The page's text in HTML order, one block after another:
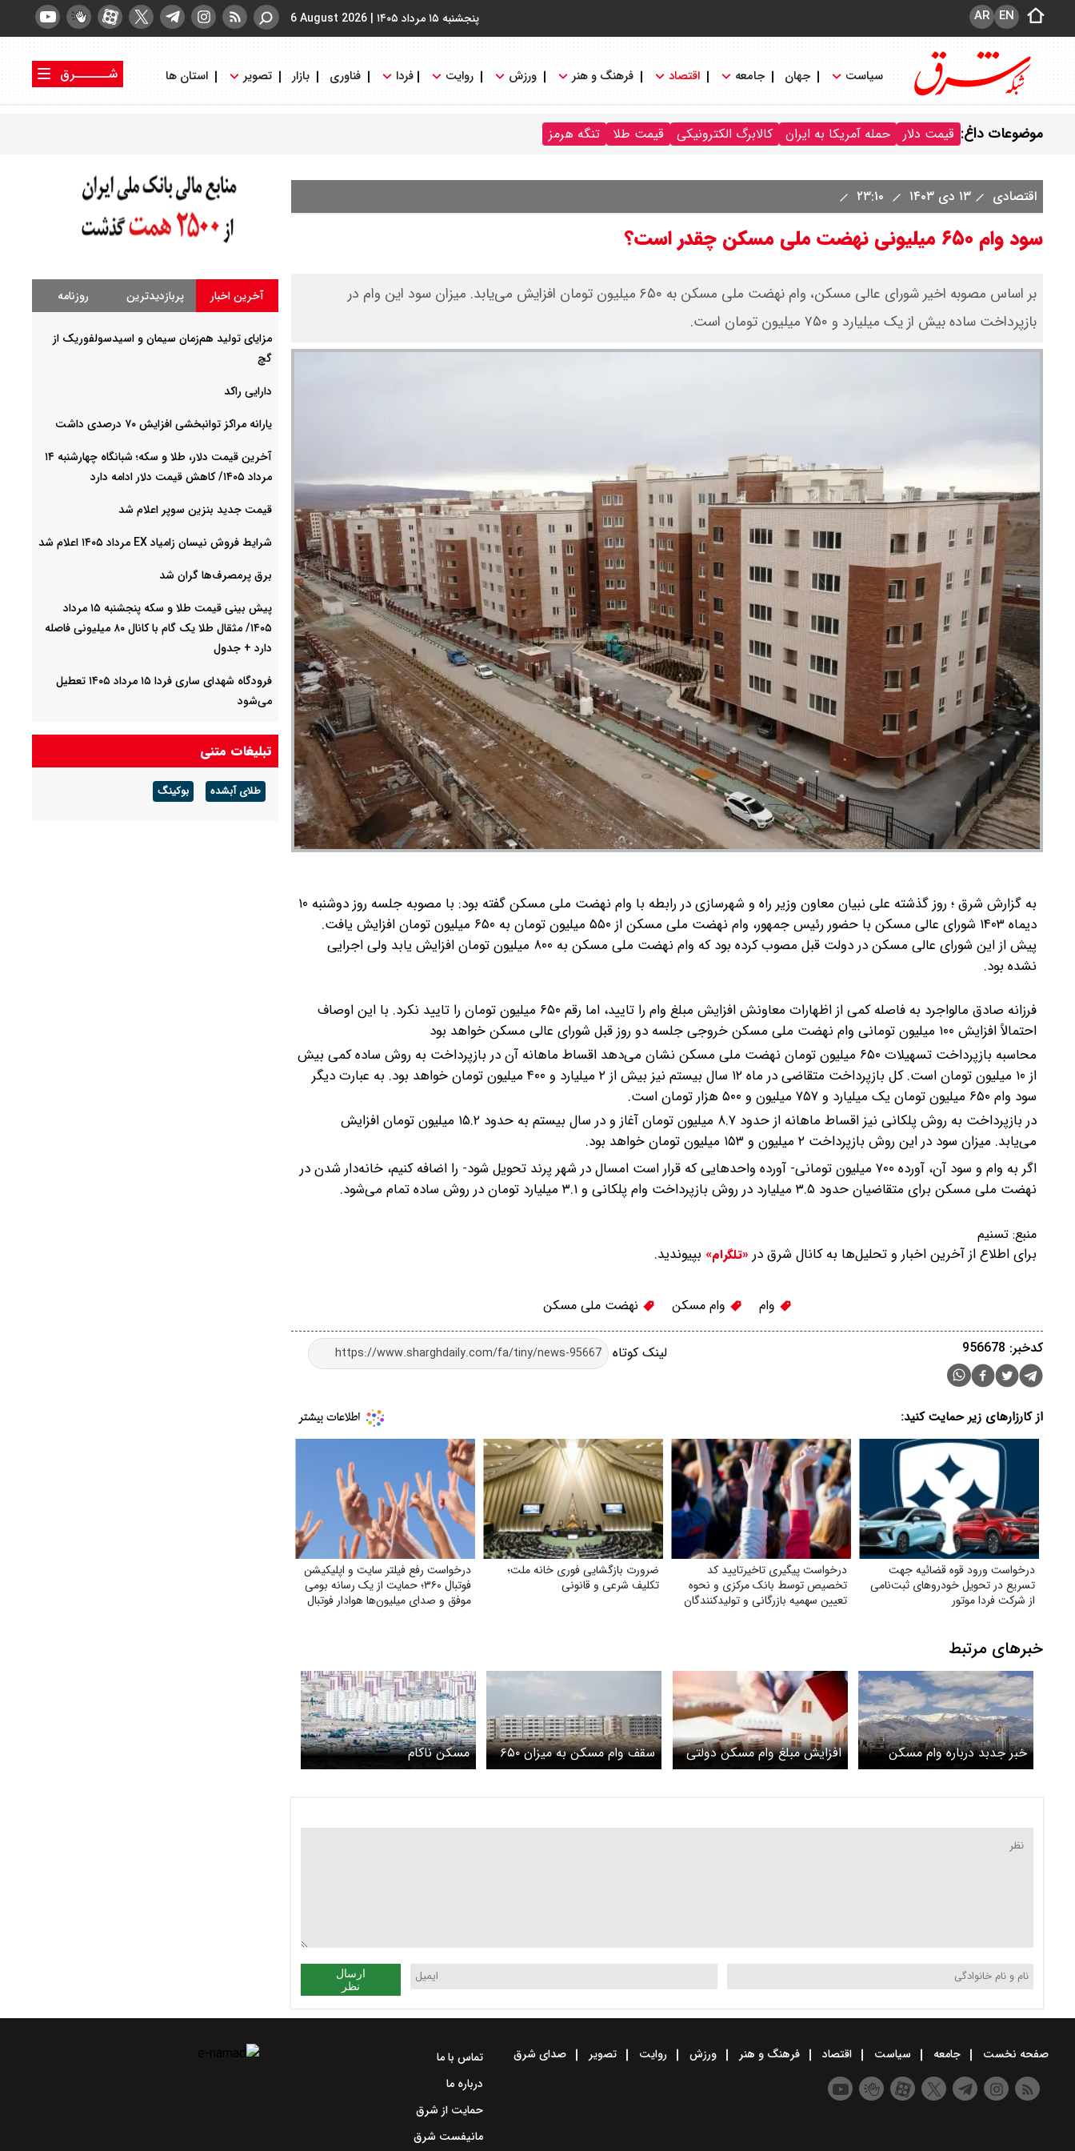
پنجشنبه ۱۵ مرداد ۱۴۰۵ |
6 August 2026 EN
AR
سیاست جهان جامعه اقتصاد فرهنگ و هنر ورزش روایت فردا فناوری بازار تصویر استان ها
شــــــرق
موضوعات داغ: قیمت دلار حمله آمریکا به ایران کالابرگ الکترونیکی قیمت طلا تنگه هرمز
اقتصادی ۱۳ دی ۱۴۰۳
سود وام ۶۵۰ میلیونی نهضت ملی مسکن چقدر است؟
بر اساس مصوبه اخیر شورای عالی مسکن، وام نهضت ملی مسکن به ۶۵۰ میلیون تومان افزایش می‌یابد. میزان سود این وام در
بازپرداخت ساده بیش از یک میلیارد و ۷۵۰ میلیون تومان است.
به گزارش شرق ؛ روز گذشته علی نبیان معاون وزیر راه و شهرسازی در رابطه با وام نهضت ملی مسکن گفته بود: با مصوبه جلسه روز دوشنبه ۱۰
دیماه ۱۴۰۳ شورای عالی مسکن با حضور رئیس جمهور، وام نهضت ملی مسکن از ۵۵۰ میلیون تومان به ۶۵۰ میلیون تومان افزایش یافت.
پیش از این شورای عالی مسکن در دولت قبل مصوب کرده بود که وام نهضت ملی مسکن به ۸۰۰ میلیون تومان افزایش یابد ولی اجرایی
نشده بود.
فرزانه صادق مالواجرد به فاصله کمی از اظهارات معاونش افزایش مبلغ وام را تایید، اما رقم ۶۵۰ میلیون تومان را تایید نکرد. با این اوصاف
احتمالاً افزایش ۱۰۰ میلیون تومانی وام نهضت ملی مسکن خروجی جلسه دو روز قبل شورای عالی مسکن خواهد بود
محاسبه بازپرداخت تسهیلات ۶۵۰ میلیون تومان نهضت ملی مسکن نشان می‌دهد اقساط ماهانه آن در بازپرداخت به روش ساده کمی بیش
از ۱۰ میلیون تومان است.
کل بازپرداخت متقاضی در ماه ۱۲ سال بیستم نیز بیش از ۲ میلیارد و ۴۰۰ میلیون تومان خواهد بود. به عبارت دیگر
سود وام ۶۵۰ میلیون تومان یک میلیارد و ۷۵۷ میلیون و ۵۰۰ هزار تومان است.
در بازپرداخت به روش پلکانی نیز اقساط ماهانه از حدود ۸.۷ میلیون تومان آغاز و در سال بیستم به حدود ۱۵.۲ میلیون تومان افزایش
می‌یابد. میزان سود در این روش بازپرداخت ۲ میلیون و ۱۵۳ میلیون تومان خواهد بود.
اگر به وام و سود آن، آورده ۷۰۰ میلیون تومانی- آورده واحد‌هایی که قرار است امسال در شهر پرند تحویل شود- را اضافه کنیم، خانه‌دار شدن در
نهضت ملی مسکن برای متقاضیان حدود ۳.۵ میلیارد در روش بازپرداخت وام پلکانی و ۳.۱ میلیارد تومان در روش ساده تمام می‌شود.
منبع: تسنیم
برای اطلاع از آخرین اخبار و تحلیل‌ها به کانال شرق در «تلگرام» بپیوندید.
وام وام مسکن نهضت ملی مسکن
لینک کوتاه کدخبر: 956678
از کارزارهای زیر حمایت کنید:
درخواست ورود قوه قضائیه جهت
تسریع در تحویل خودروهای ثبت‌نامی
از شرکت فردا موتور
درخواست پیگیری تاخیرتایید کد
تخصیص توسط بانک مرکزی و نحوه
تعیین سهمیه بازرگانی و تولیدکنندگان
ضرورت بازگشایی فوری خانه ملت؛
تکلیف شرعی و قانونی
درخواست رفع فیلتر سایت و اپلیکیشن
فوتبال ۳۶۰؛ حمایت از یک رسانه بومی
موفق و صدای میلیون‌ها هوادار فوتبال
خبرهای مرتبط
خبر جدبد درباره وام مسکن
دولتی+ اقساط
افزایش مبلغ وام مسکن دولتی
سقف وام مسکن به میزان ۶۵۰
میلیون تومان تعیین شد
مسکن ناکام
ارسال
نظر
آخرین اخبار پربازدیدترین روزنامه
مزایای تولید هم‌زمان سیمان و اسیدسولفوریک از
گچ
دارایی راکد
یارانه مراکز توانبخشی افزایش ۷۰ درصدی داشت
آخرین قیمت دلار، طلا و سکه؛ شبانگاه چهارشنبه ۱۴
مرداد ۱۴۰۵/ کاهش قیمت دلار ادامه دارد
قیمت جدید بنزین سوپر اعلام شد
شرایط فروش نیسان زامیاد EX مرداد ۱۴۰۵ اعلام شد
برق پرمصرف‌ها گران شد
پیش‌ بینی قیمت طلا و سکه پنجشنبه ۱۵ مرداد
۱۴۰۵/ مثقال طلا یک گام با کانال ۸۰ میلیونی فاصله
دارد + جدول
فرودگاه شهدای ساری فردا ۱۵ مرداد ۱۴۰۵ تعطیل
می‌شود
ارزش سهام عدالت امروز چهارشنبه ۱۴ مرداد ۱۴۰۵
چقدر شد؟+ جدول
تبلیغات متنی
طلای آبشده بوکینگ
صفحه نخست جامعه سیاست اقتصاد فرهنگ و هنر ورزش روایت تصویر صدای شرق
تماس با ما
درباره ما
حمایت از شرق
مانیفست شرق